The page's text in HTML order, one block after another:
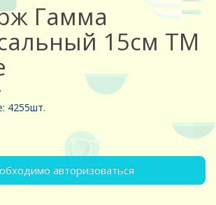
Гамма
15см TM
4255шт.
авторизоваться